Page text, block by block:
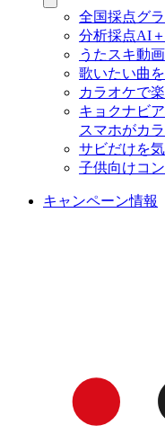
全国採点グ
分析採点AI＋
うたスキ動画
歌いたい曲
カラオケで
キョクナビ
スマホがカ
サビだけを
子供向けコ
キャンペーン情報